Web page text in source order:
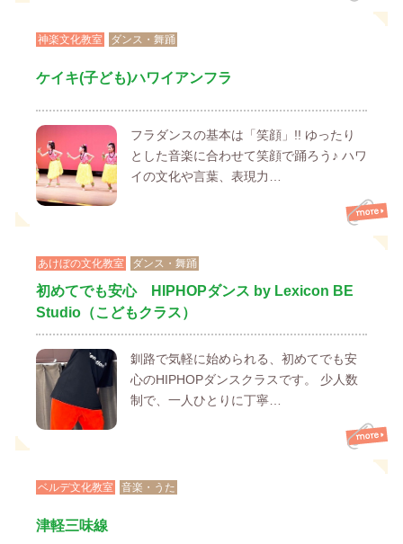
神楽文化教室 ダンス・舞踊
ケイキ(子ども)ハワイアンフラ
フラダンスの基本は「笑顔」!! ゆったり
とした音楽に合わせて笑顔で踊ろう♪ ハワ
イの文化や言葉、表現力…
あけぼの文化教室 ダンス・舞踊
初めてでも安心 HIPHOPダンス by Lexicon BE
Studio（こどもクラス）
釧路で気軽に始められる、初めてでも安
心のHIPHOPダンスクラスです。 少人数
制で、一人ひとりに丁寧…
ベルデ文化教室 音楽・うた
津軽三味線